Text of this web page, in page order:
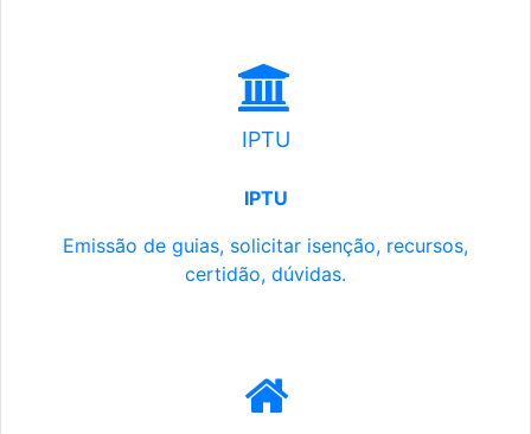
IPTU
IPTU
Emissão de guias, solicitar isenção, recursos,
certidão, dúvidas.